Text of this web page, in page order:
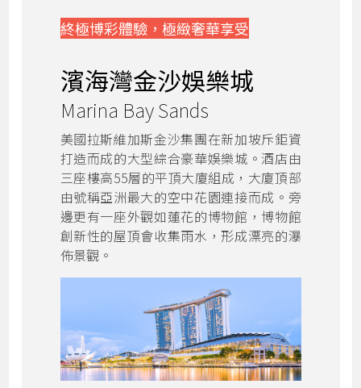
終極博彩體驗，極緻奢華享受
濱海灣金沙娛樂城
Marina Bay Sands
美國拉斯維加斯金沙集團在新加坡斥鉅資
打造而成的大型綜合豪華娛樂城。酒店由
三座樓高55層的平頂大廈組成，大廈頂部
由號稱亞洲最大的空中花園連接而成。旁
邊更有一座外觀如蓮花的博物館，博物館
創新性的屋頂會收集雨水，形成漂亮的瀑
佈景觀。